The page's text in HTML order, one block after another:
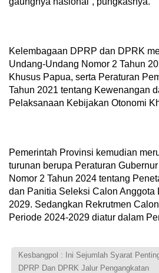
Kelembagaan DPRP dan DPRK
Undang-Undang Nomor 2 Tahun
Khusus Papua, serta Peraturan
Tahun 2021 tentang Kewenangan
Pelaksanaan Kebijakan Otonomi
Pemerintah Provinsi kemudian
turunan berupa Peraturan
Nomor 2 Tahun 2024 tentang
dan Panitia Seleksi Calon Anggota
2029. Sedangkan Rekrutmen
Periode 2024-2029 diatur dalam
Kesbangpol : Ini Sejumlah Syarat
DPRP Dan DPRK Jalur Pengangkatan